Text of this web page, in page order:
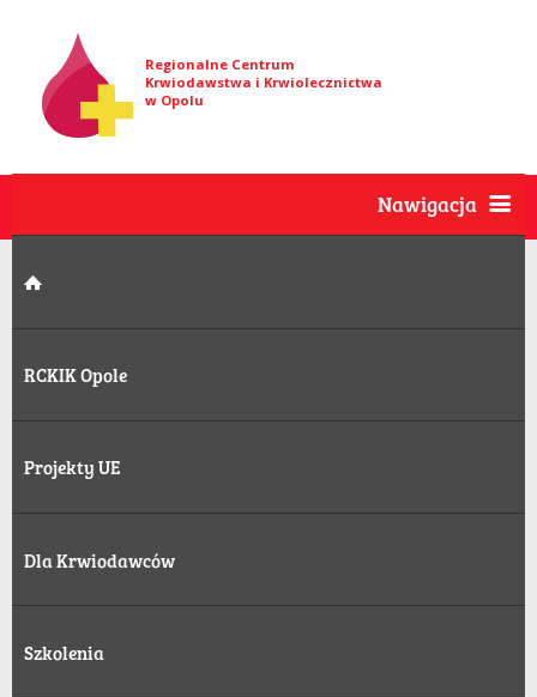
Regionalne Centrum
Krwiodawstwa i Krwiolecznictwa
w Opolu
Nawigacja
RCKIK Opole
Projekty UE
Dla Krwiodawców
Szkolenia